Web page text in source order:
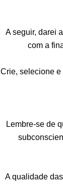
A seguir, darei
com a
Crie, selecione e
Lembre-se de
A qualidade